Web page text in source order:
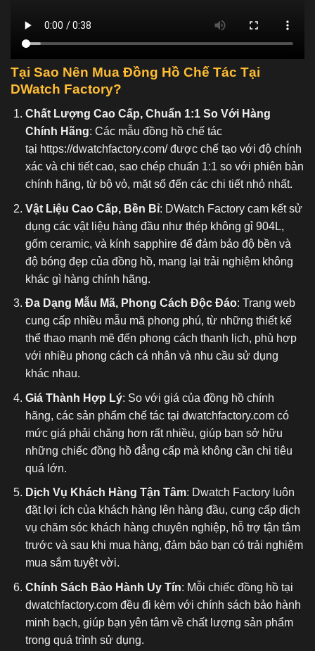
Tại Sao Nên Mua Đồng Hồ Chế Tác Tại
DWatch Factory?
Chất Lượng Cao Cấp, Chuẩn 1:1 So Với Hàng
Chính Hãng: Các mẫu đồng hồ chế tác
tại https://dwatchfactory.com/được chế tạo với độ chính
xác và chi tiết cao, sao chép chuẩn 1:1 so với phiên bản
chính hãng, từ bộ vỏ, mặt số đến các chi tiết nhỏ nhất.
Vật Liệu Cao Cấp, Bền Bỉ: DWatch Factory cam kết sử
dụng các vật liệu hàng đầu như thép không gỉ 904L,
gốm ceramic, và kính sapphire để đảm bảo độ bền và
độ bóng đẹp của đồng hồ, mang lại trải nghiệm không
khác gì hàng chính hãng.
Đa Dạng Mẫu Mã, Phong Cách Độc Đáo: Trang web
cung cấp nhiều mẫu mã phong phú, từ những thiết kế
thể thao mạnh mẽ đến phong cách thanh lịch, phù hợp
với nhiều phong cách cá nhân và nhu cầu sử dụng
khác nhau.
Giá Thành Hợp Lý: So với giá của đồng hồ chính
hãng, các sản phẩm chế tác tại dwatchfactory.com có
mức giá phải chăng hơn rất nhiều, giúp bạn sở hữu
những chiếc đồng hồ đẳng cấp mà không cần chi tiêu
quá lớn.
Dịch Vụ Khách Hàng Tận Tâm: Dwatch Factory luôn
đặt lợi ích của khách hàng lên hàng đầu, cung cấp dịch
vụ chăm sóc khách hàng chuyên nghiệp, hỗ trợ tận tâm
trước và sau khi mua hàng, đảm bảo bạn có trải nghiệm
mua sắm tuyệt vời.
Chính Sách Bảo Hành Uy Tín: Mỗi chiếc đồng hồ tại
dwatchfactory.com đều đi kèm với chính sách bảo hành
minh bạch, giúp bạn yên tâm về chất lượng sản phẩm
trong quá trình sử dụng.